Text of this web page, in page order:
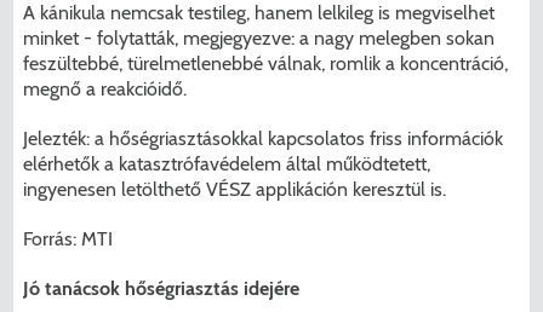
A kánikula nemcsak testileg, hanem lelkileg is megviselhet
minket - folytatták, megjegyezve: a nagy melegben sokan
feszültebbé, türelmetlenebbé válnak, romlik a koncentráció,
megnő a reakcióidő.
Jelezték: a hőségriasztásokkal kapcsolatos friss információk
elérhetők a katasztrófavédelem által működtetett,
ingyenesen letölthető VÉSZ applikáción keresztül is.
Forrás: MTI
Jó tanácsok hőségriasztás idejére